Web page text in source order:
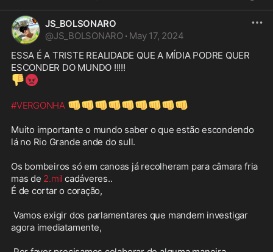
JS_BOLSONARO
@JS_BOLSONARO · May 17, 2024
ESSA É A TRISTE REALIDADE QUE A MÍDIA PODRE QUER
👎😡
#VERGONHA 👊👊👊👊👊👊👊👊👊
Muito importante o mundo saber o que estão escondendo
lá no Rio Grande ande do sull.
Os bombeiros só em canoas já recolheram para câmara fria
mas de 2.mil cadáveres..
É de cortar o coração,
agora imediatamente,